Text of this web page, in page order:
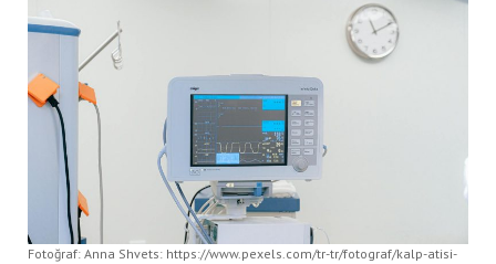
Fotoğraf: Anna Shvets: https://www.pexels.com/tr-tr/fotograf/kalp-atisi-